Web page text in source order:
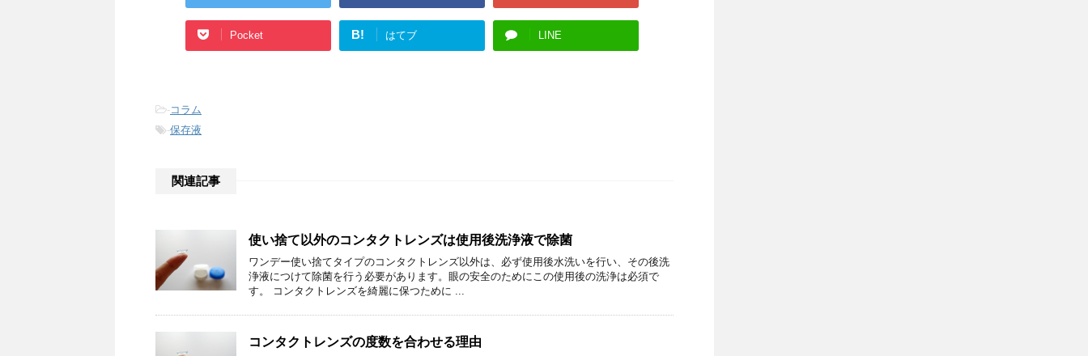
Pocket B! はてブ LINE
-コラム
-保存液
関連記事
使い捨て以外のコンタクトレンズは使用後洗浄液で除菌
ワンデー使い捨てタイプのコンタクトレンズ以外は、必ず使用後水洗いを行い、その後洗
浄液につけて除菌を行う必要があります。眼の安全のためにこの使用後の洗浄は必須で
す。 コンタクトレンズを綺麗に保つために ...
コンタクトレンズの度数を合わせる理由